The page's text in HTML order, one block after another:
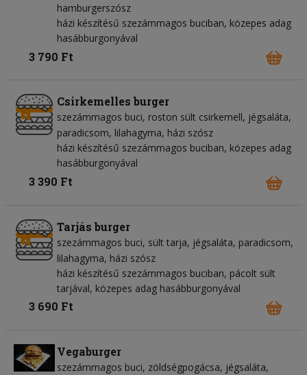
hamburgerszósz
házi készítésű szezámmagos buciban, közepes adag
hasábburgonyával
3 790 Ft
Csirkemelles burger
szezámmagos buci roston sült csirkemell jégsaláta
paradicsom lilahagyma házi szósz
házi készítésű szezámmagos buciban, közepes adag
hasábburgonyával
3 390 Ft
Tarjás burger
szezámmagos buci sült tarja jégsaláta paradicsom
lilahagyma házi szósz
házi készítésű szezámmagos buciban, pácolt sült
tarjával, közepes adag hasábburgonyával
3 690 Ft
Vegaburger
szezámmagos buci zöldségpogácsa jégsaláta